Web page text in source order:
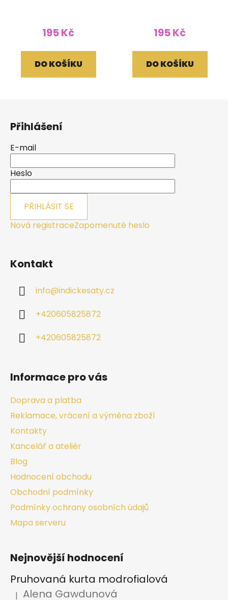
195 Kč
DO KOŠÍKU
195 Kč
DO KOŠÍKU
Přihlášení
E-mail
Heslo
PŘIHLÁSIT SE
Nová registraceZapomenuté heslo
Kontakt
info@indickesaty.cz
+420605825872
+420605825872
Informace pro vás
Doprava a platba
Reklamace, vrácení a výměna zboží
Kontakty
Kancelář a ateliér
Blog
Hodnocení obchodu
Obchodní podmínky
Podmínky ochrany osobních údajů
Mapa serveru
Nejnovější hodnocení
Pruhovaná kurta modrofialová
| Alena Gawdunová